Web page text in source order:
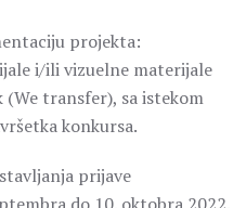
projekta:
i/ili vizuelne materijale
transfer), sa istekom
konkursa.
prijave